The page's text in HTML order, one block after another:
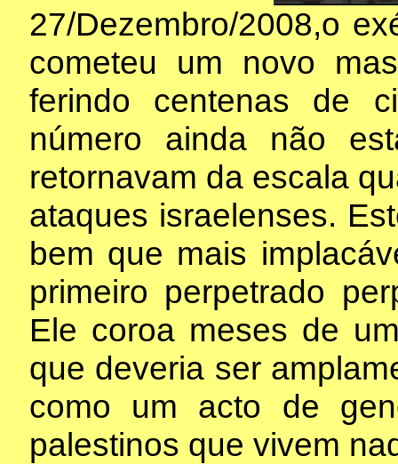
27/Dezembro/2008,o
cometeu um novo
ferindo centenas de
número ainda não
retornavam da escala
ataques israelenses.
bem que mais
primeiro perpetrado
Ele coroa meses de
que deveria ser
como um acto de
palestinos que vivem